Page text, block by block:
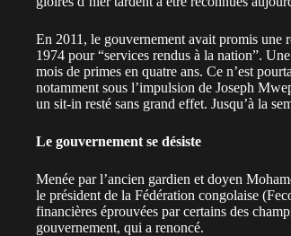
En 2011, le gouvernement avait promis une
1974 pour “services rendus à la nation”.
mois de primes en quatre ans. Ce n’est
notamment sous l’impulsion de Joseph
un sit-in resté sans grand effet. Jusqu’à la
Le gouvernement se désiste
Menée par l’ancien gardien et doyen
le président de la Fédération congolaise
financières éprouvées par certains des
gouvernement, qui a renoncé.